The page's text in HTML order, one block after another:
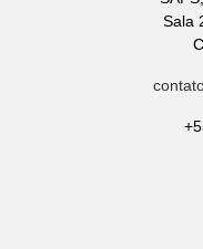
Sala